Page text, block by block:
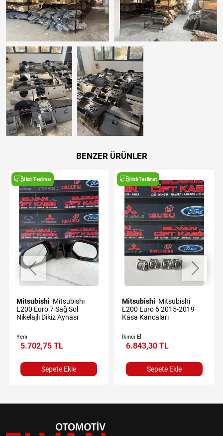
BENZER ÜRÜNLER
Hızlı Teslimat
Mitsubishi
L200 Euro 7 Sağ Sol
Nikelajlı Dikiz Aynası
Yeni
5.702,75 TL
Sepete Ekle
Hızlı Teslimat
Mitsubishi
L200 Euro 6 2015-2019
Kasa Kancaları
İkinci El
6.843,30 TL
Sepete Ekle